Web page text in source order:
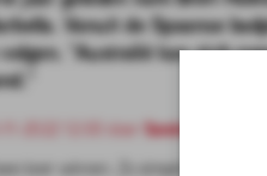
Vanuit de Spaanse
"Australië kan zich
11-2022 12:00 door Sander Berends
keer winnen. Zo simpel is het.